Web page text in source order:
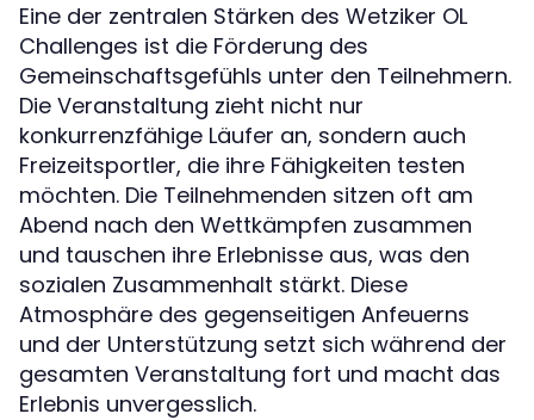
Eine der zentralen Stärken des Wetziker OL
Challenges ist die Förderung des
Gemeinschaftsgefühls unter den Teilnehmern.
Die Veranstaltung zieht nicht nur
konkurrenzfähige Läufer an, sondern auch
Freizeitsportler, die ihre Fähigkeiten testen
möchten. Die Teilnehmenden sitzen oft am
Abend nach den Wettkämpfen zusammen
und tauschen ihre Erlebnisse aus, was den
sozialen Zusammenhalt stärkt. Diese
Atmosphäre des gegenseitigen Anfeuerns
und der Unterstützung setzt sich während der
gesamten Veranstaltung fort und macht das
Erlebnis unvergesslich.